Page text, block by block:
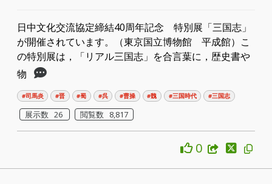
日中文化交流協定締結40周年記念 特別展「三国志」
が開催されています。（東京国立博物館 平成館）こ
の特別展は，「リアル三国志」を合言葉に，歴史書や
物
#司馬炎 #晋 #蜀 #呉 #曹操 #魏 #三国時代 #三国志
展示数 26 閲覧数 8,817
0